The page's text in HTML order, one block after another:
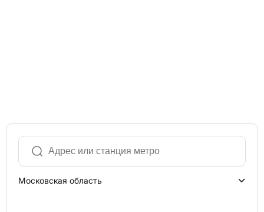
Московская область